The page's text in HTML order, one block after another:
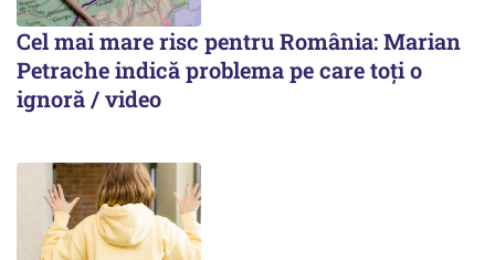
Cel mai mare risc pentru România: Marian
Petrache indică problema pe care toți o
ignoră / video